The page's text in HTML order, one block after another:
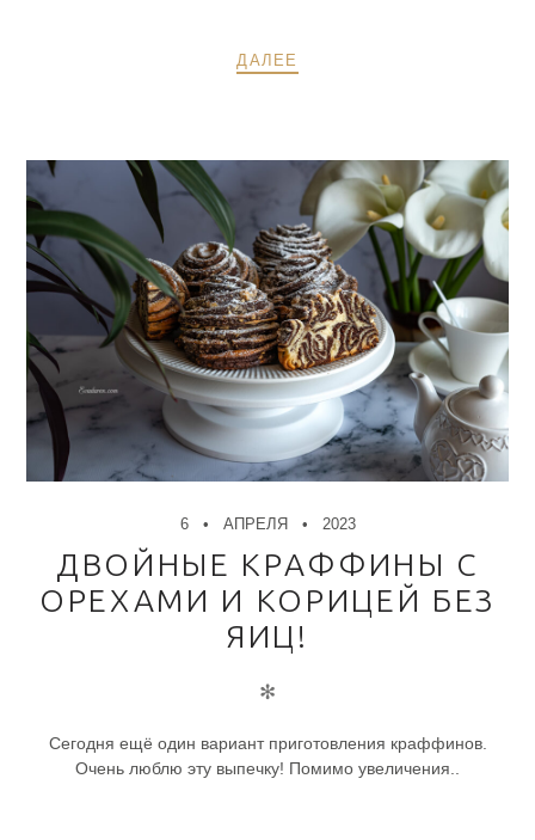
ДАЛЕЕ
6 АПРЕЛЯ 2023
ДВОЙНЫЕ КРАФФИНЫ С
ОРЕХАМИ И КОРИЦЕЙ БЕЗ
ЯИЦ!
✻
Сегодня ещё один вариант приготовления краффинов.
Очень люблю эту выпечку! Помимо увеличения..